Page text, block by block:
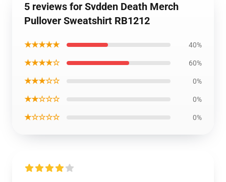
5 reviews for Svdden Death Merch
Pullover Sweatshirt RB1212
★★★★★ 40%
★★★★☆ 60%
★★★☆☆ 0%
★★☆☆☆ 0%
★☆☆☆☆ 0%